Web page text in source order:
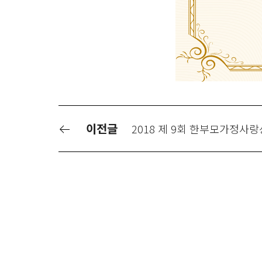
이전글 2018 제 9회 한부모가정사랑